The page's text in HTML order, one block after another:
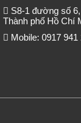
S8-1 đường số
Thành phố Hồ Chí
Mobile: 0917 941